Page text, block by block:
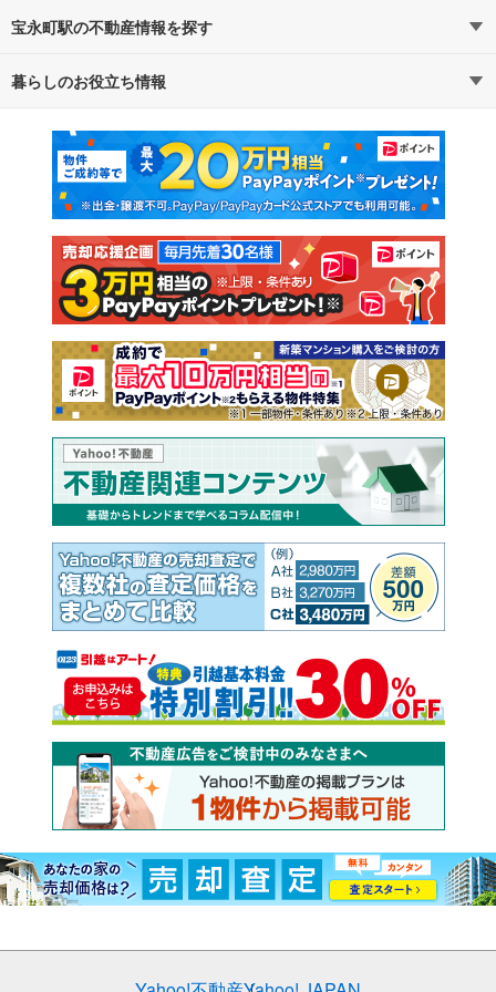
宝永町駅の不動産情報を探す
不動産・住宅
新築マンション 中古マンション
新築一戸建て 中古一戸建て
注文住宅 土地
売却査定
暮らしのお役立ち情報
マンションカタログ 教えて！住まいの先生